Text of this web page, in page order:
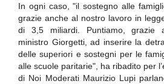
In ogni caso, "il sostegno alle
grazie anche al nostro lavoro in
di 3,5 miliardi. Puntiamo, grazie
ministro Giorgetti, ad inserire la
delle superiori e sostegni per le
alle scuole paritarie", ha ribadito per
di Noi Moderati Maurizio Lupi